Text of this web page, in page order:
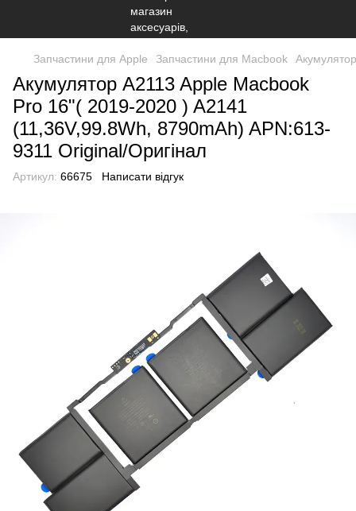
Запчастини для Apple Запчастини для Macbook
Акумулятор A2113 Apple Macbook
Pro 16"( 2019-2020 ) A2141
(11,36V,99.8Wh, 8790mAh) APN:613-
9311 Original/Оригінал
Артикул: 66675 Написати відгук